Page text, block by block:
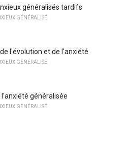
généralisés tardifs
GÉNÉRALISÉ
l'évolution et de l'anxiété
GÉNÉRALISÉ
l'anxiété généralisée
GÉNÉRALISÉ